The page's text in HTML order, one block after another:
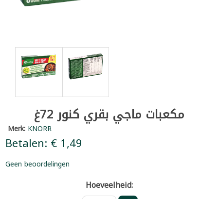
مكعبات ماجي بقري كنور 72غ
Merk: KNORR
Betalen: € 1,49
Geen beoordelingen
Hoeveelheid: